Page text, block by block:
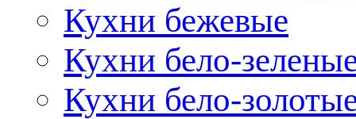
Кухни бежевые
Кухни бело-
Кухни бело-